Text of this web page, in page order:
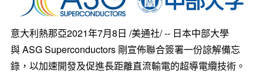
意大利熱那亞2021年7月8日 /美通社/ -- 日本中部大學
與 ASG Superconductors 剛宣佈聯合簽署一份諒解備忘
錄，以加速開發及促進長距離直流輸電的超導電纜技術。